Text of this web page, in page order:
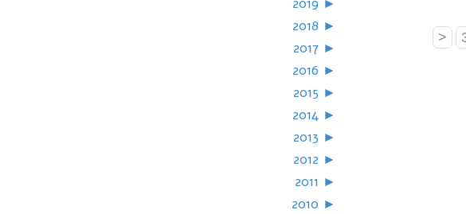
<
►
►
►
►
►
►
►
►
►